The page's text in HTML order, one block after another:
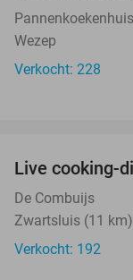
Wezep
Verkocht: 228
Live cooking-
De Combuijs
Zwartsluis (11 km)
Verkocht: 192